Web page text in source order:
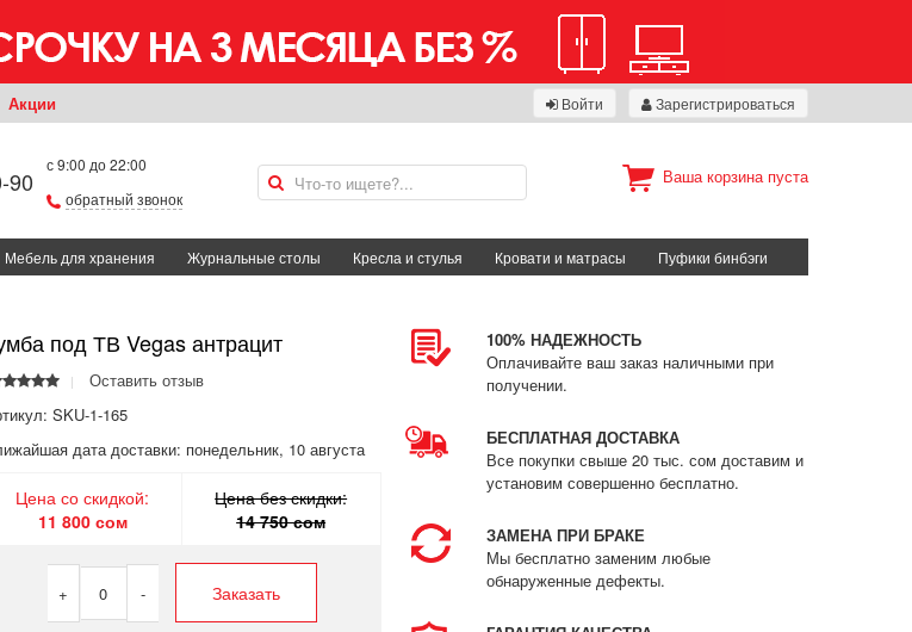
Акции Войти Зарегистрироваться
90
с 9:00 до 22:00
обратный звонок
Ваша корзина пуста
Мебель для хранения Журнальные столы Кресла и стулья Кровати и матрасы Пуфики бинбэги
под ТВ Vegas антрацит
Оставить отзыв
SKU-1-165
дата доставки: понедельник, 10 августа
Цена со скидкой:
11 800 сом
Цена без скидки:
14 750 сом
+ 0 - Заказать
100% НАДЕЖНОСТЬ
Оплачивайте ваш заказ наличными при
получении.
БЕСПЛАТНАЯ ДОСТАВКА
Все покупки свыше 20 тыс. сом доставим и
установим совершенно бесплатно.
ЗАМЕНА ПРИ БРАКЕ
Мы бесплатно заменим любые
обнаруженные дефекты.